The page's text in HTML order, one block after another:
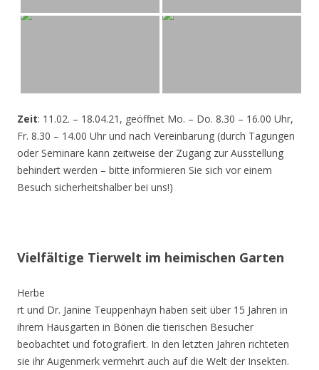
Zeit: 11.02. – 18.04.21, geöffnet Mo. – Do. 8.30 – 16.00 Uhr,
Fr. 8.30 – 14.00 Uhr und nach Vereinbarung (durch Tagungen
oder Seminare kann zeitweise der Zugang zur Ausstellung
behindert werden – bitte informieren Sie sich vor einem
Besuch sicherheitshalber bei uns!)
Vielfältige Tierwelt im heimischen Garten
Herbe
rt und Dr. Janine Teuppenhayn haben seit über 15 Jahren in
ihrem Hausgarten in Bönen die tierischen Besucher
beobachtet und fotografiert. In den letzten Jahren richteten
sie ihr Augenmerk vermehrt auch auf die Welt der Insekten.